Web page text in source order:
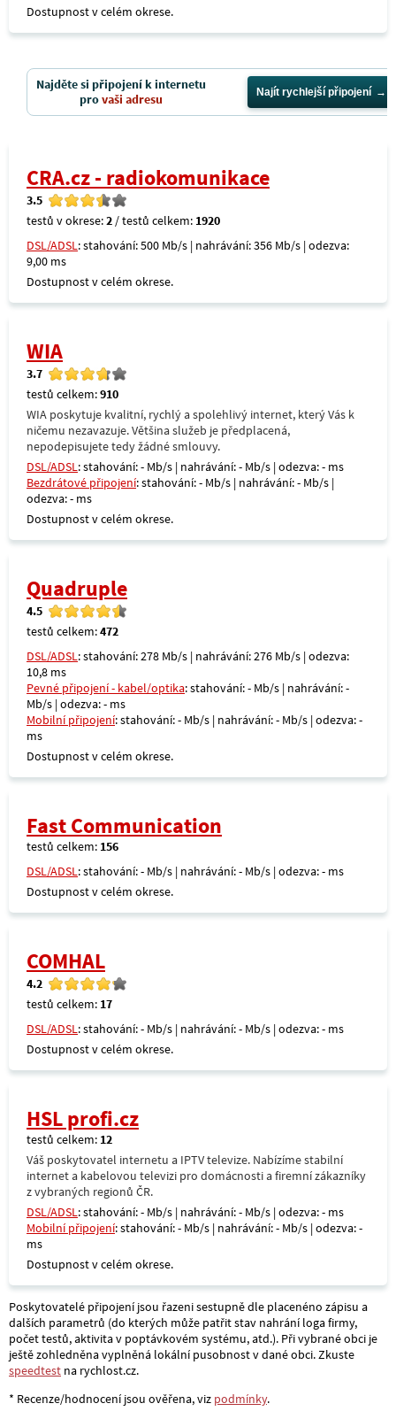
Dostupnost v celém okrese.
Najděte si připojení k internetu
provaši adresu Najít rychlejší připojení
CRA.cz - radiokomunikace
3.5
testů v okrese:2 / testů celkem: 1920
DSL/ADSL: stahování: 500 Mb/s | nahrávání: 356 Mb/s | odezva:
9,00 ms
Dostupnost v celém okrese.
WIA
3.7
testů celkem:910
WIA poskytuje kvalitní, rychlý a spolehlivý internet, který Vás k
ničemu nezavazuje. Většina služeb je předplacená,
nepodepisujete tedy žádné smlouvy.
DSL/ADSL: stahování: - Mb/s | nahrávání: - Mb/s | odezva: - ms
Bezdrátové připojení: stahování: - Mb/s | nahrávání: - Mb/s |
odezva: - ms
Dostupnost v celém okrese.
Quadruple
4.5
testů celkem:472
DSL/ADSL: stahování: 278 Mb/s | nahrávání: 276 Mb/s | odezva:
10,8 ms
Pevné připojení - kabel/optika: stahování: - Mb/s | nahrávání: -
Mb/s | odezva: - ms
Mobilní připojení: stahování: - Mb/s | nahrávání: - Mb/s | odezva: -
ms
Dostupnost v celém okrese.
Fast Communication
testů celkem: 156
DSL/ADSL: stahování: - Mb/s | nahrávání: - Mb/s | odezva: - ms
Dostupnost v celém okrese.
COMHAL
4.2
testů celkem: 17
DSL/ADSL: stahování: - Mb/s | nahrávání: - Mb/s | odezva: - ms
Dostupnost v celém okrese.
HSL profi.cz
testů celkem: 12
Váš poskytovatel internetu a IPTV televize. Nabízíme stabilní
internet a kabelovou televizi pro domácnosti a firemní zákazníky
z vybraných regionů ČR.
DSL/ADSL: stahování: - Mb/s | nahrávání: - Mb/s | odezva: - ms
Mobilní připojení: stahování: - Mb/s | nahrávání: - Mb/s | odezva: -
ms
Dostupnost v celém okrese.
Poskytovatelé připojení jsou řazeni sestupně dle placenéno zápisu a
dalších parametrů (do kterých může patřit stav nahrání loga firmy,
počet testů, aktivita v poptávkovém systému, atd.). Při vybrané obci je
ještě zohledněna vyplněná lokální pusobnost v dané obci. Zkuste
speedtest na rychlost.cz.
* Recenze/hodnocení jsou ověřena, viz podmínky.